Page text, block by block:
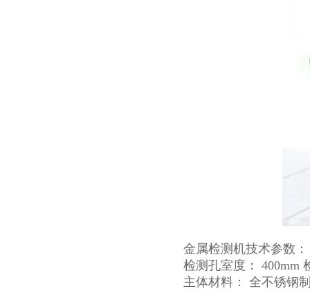
金属检测机技术参数：
检测孔室度： 400mm
主体材料： 全不锈钢